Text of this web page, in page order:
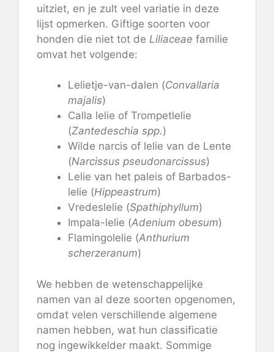
uitziet, en je zult veel variatie in deze
lijst opmerken. Giftige soorten voor
honden die niet tot de Liliaceae familie
omvat het volgende:
Lelietje-van-dalen (Convallaria
majalis)
Calla lelie of Trompetlelie
(Zantedeschia spp.)
Wilde narcis of lelie van de Lente
(Narcissus pseudonarcissus)
Lelie van het paleis of Barbados-
lelie (Hippeastrum)
Vredeslelie (Spathiphyllum)
Impala-lelie (Adenium obesum)
Flamingolelie (Anthurium
scherzeranum)
We hebben de wetenschappelijke
namen van al deze soorten opgenomen,
omdat velen verschillende algemene
namen hebben, wat hun classificatie
nog ingewikkelder maakt. Sommige